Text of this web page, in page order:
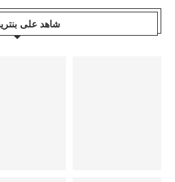
شاهد على